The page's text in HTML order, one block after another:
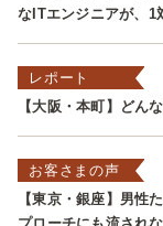
なITエンジニアが、1
レポート
【大阪・本町】どん
お客さまの声
【東京・銀座】男性